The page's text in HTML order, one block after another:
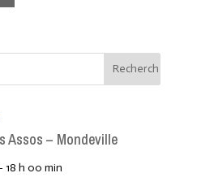
Assos – Mondeville
- 18 h 00 min